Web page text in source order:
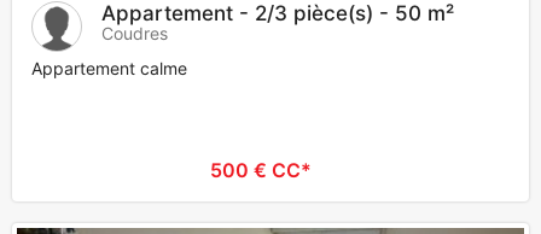
Appartement - 2/3 pièce(s) - 50 m²
Coudres
Appartement calme
500 € CC*